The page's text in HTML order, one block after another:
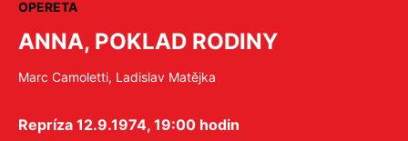
OPERETA
ANNA, POKLAD RODINY
Marc Camoletti, Ladislav Matějka
Repríza 12.9.1974, 19:00 hodin